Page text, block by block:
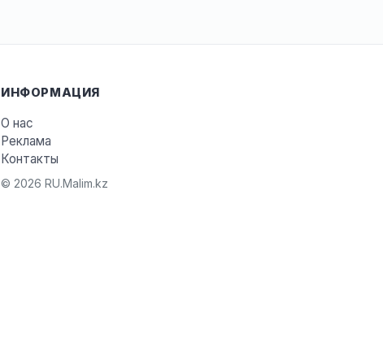
ИНФОРМАЦИЯ
О нас
Реклама
Контакты
© 2026 RU.Malim.kz